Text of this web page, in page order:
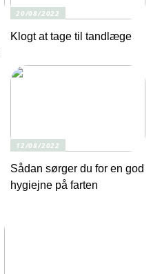
20/08/2022
Klogt at tage til tandlæge
12/08/2022
Sådan sørger du for en god
hygiejne på farten